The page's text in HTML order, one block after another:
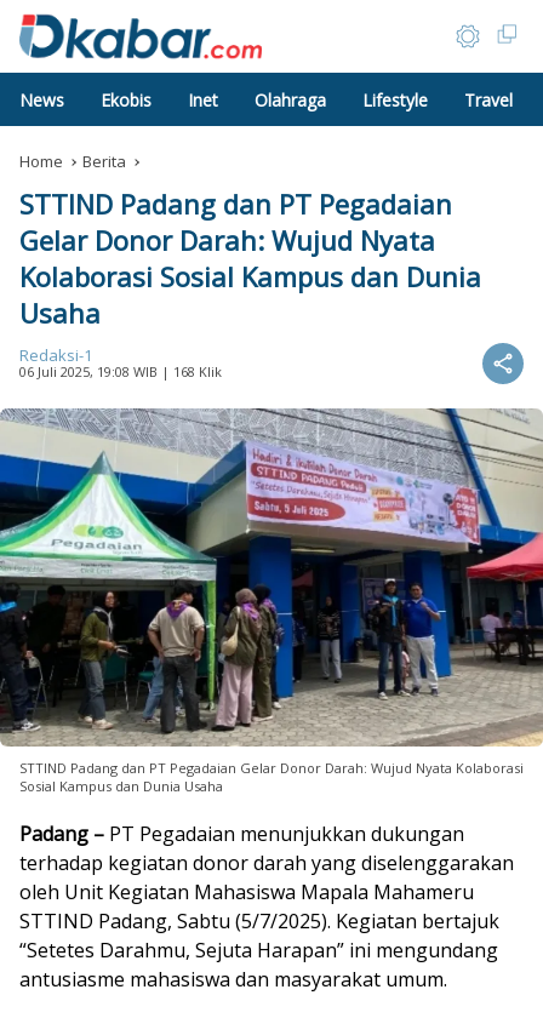
News Ekobis Inet Olahraga Lifestyle Travel
Home Berita
STTIND Padang dan PT Pegadaian
Gelar Donor Darah: Wujud Nyata
Kolaborasi Sosial Kampus dan Dunia
Usaha
Redaksi-1
06 Juli 2025, 19:08 WIB | 168 Klik
STTIND Padang dan PT Pegadaian Gelar Donor Darah: Wujud Nyata Kolaborasi
Sosial Kampus dan Dunia Usaha
Padang – PT Pegadaian menunjukkan dukungan
terhadap kegiatan donor darah yang diselenggarakan
oleh Unit Kegiatan Mahasiswa Mapala Mahameru
STTIND Padang, Sabtu (5/7/2025). Kegiatan bertajuk
“Setetes Darahmu, Sejuta Harapan” ini mengundang
antusiasme mahasiswa dan masyarakat umum.